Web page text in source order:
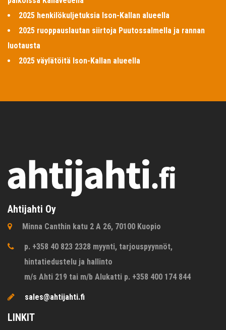
2025 henkilökuljetuksia Ison-Kallan alueella
2025 ruoppauslautan siirtoja Puutossalmella ja rannan
luotausta
2025 väylätöitä Ison-Kallan alueella
Ahtijahti Oy
Minna Canthin katu 2 A 26, 70100 Kuopio
p. +358 40 823 2328 myynti, tarjouspyynnöt,
hintatiedustelu ja hallinto
m/s Ahti 219 tai m/b Alukatti p. +358 400 174 844
sales@ahtijahti.fi
LINKIT